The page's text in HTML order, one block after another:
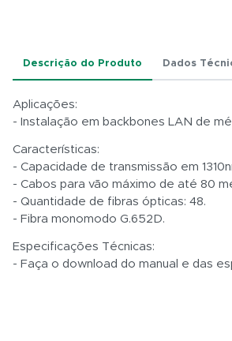
Descrição do Produto Dados
Aplicações:
- Instalação em backbones LAN de
Características:
- Capacidade de transmissão em
- Cabos para vão máximo de até 80
- Quantidade de fibras ópticas: 48.
- Fibra monomodo G.652D.
Especificações Técnicas:
- Faça o download do manual e das